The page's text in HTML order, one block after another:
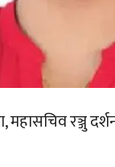
महासचिव रञ्जु